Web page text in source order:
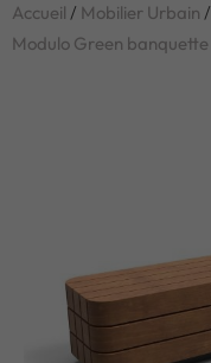
Accueil / Mobilier Urbain /
Modulo Green banquette